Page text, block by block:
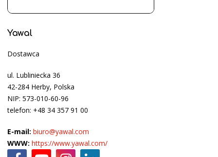
Yawal
Dostawca
ul. Lubliniecka 36
42-284 Herby, Polska
NIP: 573-010-60-96
telefon: +48 34 357 91 00
E-mail: biuro@yawal.com
WWW: https://www.yawal.com/